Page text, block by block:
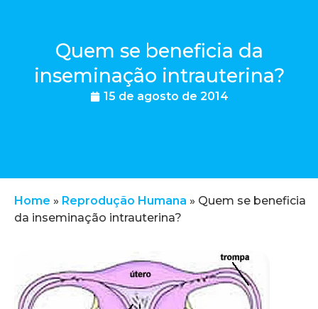
Quem se beneficia da
inseminação intrauterina?
15 de agosto de 2014
Home » Reprodução Humana » Quem se beneficia
da inseminação intrauterina?